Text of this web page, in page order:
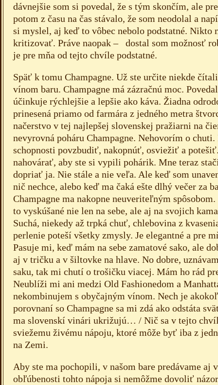
dávnejšie som si povedal, že s tým skončím, ale
potom z času na čas stávalo, že som neodolal a
si myslel, aj keď to vôbec nebolo podstatné. Nikto
kritizovať. Práve naopak – dostal som možnosť
je pre mňa od tejto chvíle podstatné.
Späť k tomu Champagne. Už ste určite niekde
vínom baru. Champagne má zázračnú moc.
účinkuje rýchlejšie a lepšie ako káva. Žiadna
prinesená priamo od farmára z jedného metra
načerstvo v tej najlepšej slovenskej pražiarni na
nevyrovná poháru Champagne. Nehovorím o
schopnosti povzbudiť, nakopnúť, osviežiť a
nahovárať, aby ste si vypili pohárik. Mne teraz
dopriať ja. Nie stále a nie veľa. Ale keď som
nič nechce, alebo keď ma čaká ešte dlhý večer za
Champagne ma nakopne neuveriteľným
to vyskúšané nie len na sebe, ale aj na svojich
Suchá, niekedy až trpká chuť, chlebovina z
perlenie poteší všetky zmysly. Je elegantné a pre
Pasuje mi, keď mám na sebe zamatové sako, ale
aj v tričku a v šiltovke na hlave. No dobre,
saku, tak mi chutí o trošičku viacej. Mám ho rád
Neublíži mi ani medzi Old Fashionedom a
nekombinujem s obyčajným vínom. Nech je
porovnaní so Champagne sa mi zdá ako odstáta
ma slovenskí vinári ukrižujú… / Nič sa v tejto
sviežemu živému nápoju, ktoré môže byť iba z
na Zemi.
Aby ste ma pochopili, v našom bare predávame aj
obľúbenosti tohto nápoja si nemôžme dovoliť